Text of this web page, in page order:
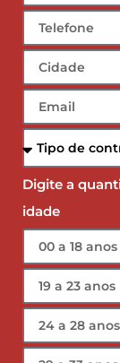
Digite a
idade